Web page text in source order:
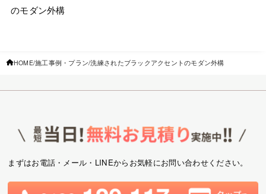
のモダン外構
HOME 施工事例・プラン 洗練されたブラックアクセントのモダン外構
まずはお電話・メール・LINEからお気軽にお問い合わせください。